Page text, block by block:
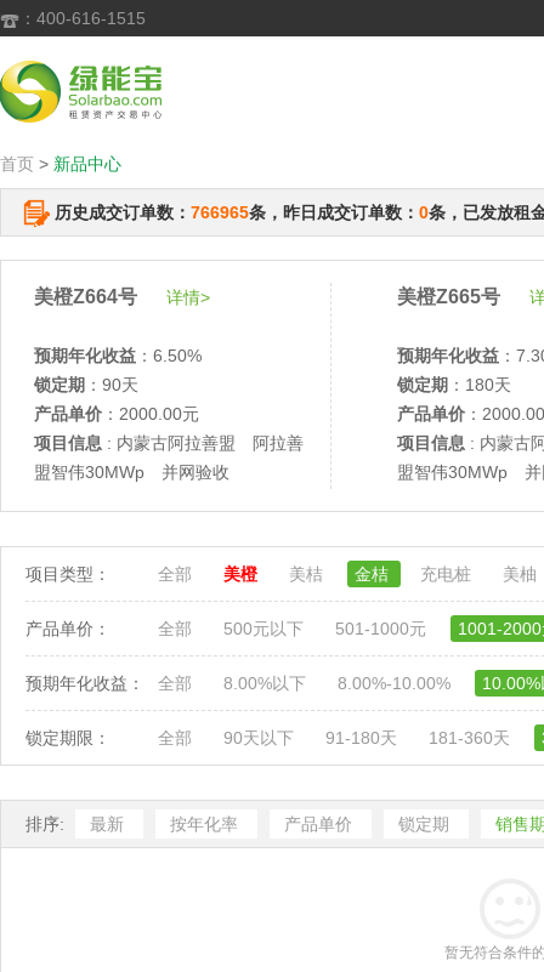
 ：400-616-1515
首页 > 新品中心
历史成交订单数： 766965条，昨日成交订单数： 0条，已发放租
美橙Z664号 详情>
预期年化收益 ：6.50%
锁定期 ：90天
产品单价 ：2000.00元
项目信息 : 内蒙古阿拉善盟 阿拉善
盟智伟30MWp 并网验收
美橙Z665号
预期年化收益 ：
锁定期 ：180天
产品单价 ：
项目信息 : 内蒙古
盟智伟30MWp 并
项目类型： 全部 美橙 美桔 金桔 充电桩 美柚
产品单价： 全部 500元以下 501-1000元 1001-
预期年化收益： 全部 8.00%以下 8.00%-10.00%
锁定期限： 全部 90天以下 91-180天 181-360天
排序: 最新 按年化率 产品单价 锁定期 销售
暂无符合条件